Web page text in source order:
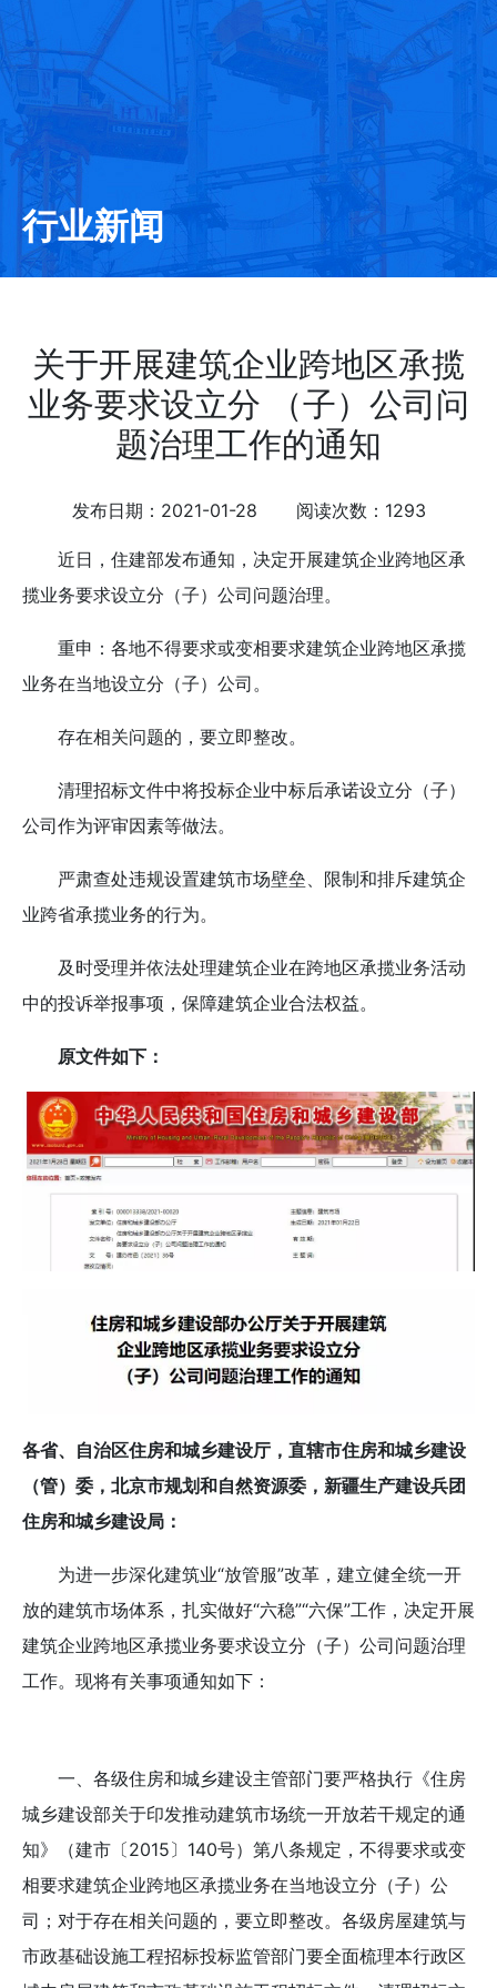
行业新闻
关于开展建筑企业跨地区承揽
业务要求设立分 （子）公司问
题治理工作的通知
发布日期：2021-01-28 阅读次数：1293
近日，住建部发布通知，决定开展建筑企业跨地区承
揽业务要求设立分（子）公司问题治理。
重申：各地不得要求或变相要求建筑企业跨地区承揽
业务在当地设立分（子）公司。
存在相关问题的，要立即整改。
清理招标文件中将投标企业中标后承诺设立分（子）
公司作为评审因素等做法。
严肃查处违规设置建筑市场壁垒、限制和排斥建筑企
业跨省承揽业务的行为。
及时受理并依法处理建筑企业在跨地区承揽业务活动
中的投诉举报事项，保障建筑企业合法权益。
原文件如下：
各省、自治区住房和城乡建设厅，直辖市住房和城乡建设
（管）委，北京市规划和自然资源委，新疆生产建设兵团
住房和城乡建设局：
为进一步深化建筑业“放管服”改革，建立健全统一开
放的建筑市场体系，扎实做好“六稳”“六保”工作，决定开展
建筑企业跨地区承揽业务要求设立分（子）公司问题治理
工作。现将有关事项通知如下：
一、各级住房和城乡建设主管部门要严格执行《住房
城乡建设部关于印发推动建筑市场统一开放若干规定的通
知》（建市〔2015〕140号）第八条规定，不得要求或变
相要求建筑企业跨地区承揽业务在当地设立分（子）公
司；对于存在相关问题的，要立即整改。各级房屋建筑与
市政基础设施工程招标投标监管部门要全面梳理本行政区